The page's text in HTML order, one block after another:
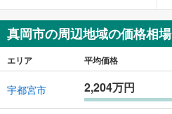
真岡市の周辺地域の価格相場
エリア 平均価格
宇都宮市 2,204万円